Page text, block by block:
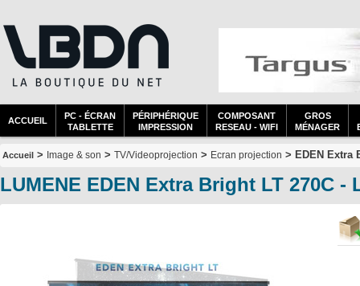
ACCUEIL
PC - ÉCRAN
TABLETTE
PÉRIPHÉRIQUE
IMPRESSION
COMPOSANT
RESEAU - WIFI
GROS
MÉNAGER
Accueil > Image & son > TV/Videoprojection > Ecran projection > EDEN Extra
LUMENE EDEN Extra Bright LT 270C -